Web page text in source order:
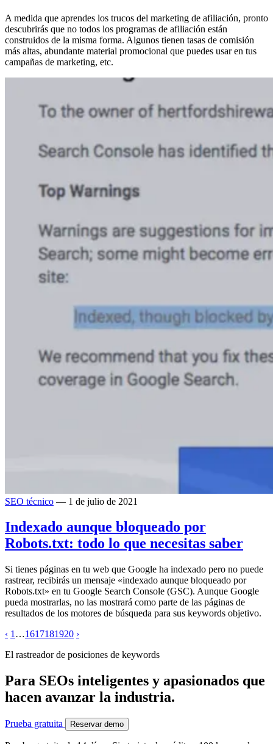
A medida que aprendes los trucos del marketing de afiliación, pronto
descubrirás que no todos los programas de afiliación están
construidos de la misma forma. Algunos tienen tasas de comisión
más altas, abundante material promocional que puedes usar en tus
campañas de marketing, etc.
SEO técnico — 1 de julio de 2021
Indexado aunque bloqueado por
Robots.txt: todo lo que necesitas saber
Si tienes páginas en tu web que Google ha indexado pero no puede
rastrear, recibirás un mensaje «indexado aunque bloqueado por
Robots.txt» en tu Google Search Console (GSC). Aunque Google
pueda mostrarlas, no las mostrará como parte de las páginas de
resultados de los motores de búsqueda para sus keywords objetivo.
‹ 1 …1617181920 ›
El rastreador de posiciones de keywords
Para SEOs inteligentes y apasionados que
hacen avanzar la industria.
Prueba gratuita Reservar demo